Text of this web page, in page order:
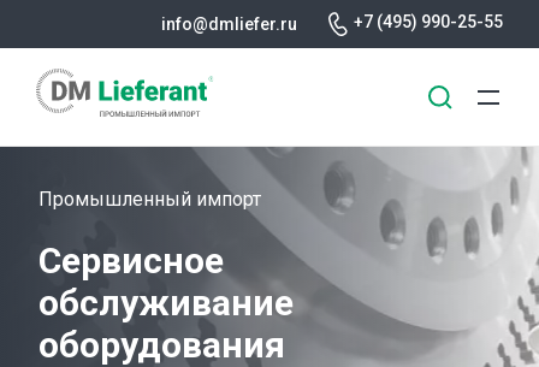
содержанию
info@dmliefer.ru +7 (495) 990-25-55
Промышленный импорт
Сервисное
обслуживание
оборудования